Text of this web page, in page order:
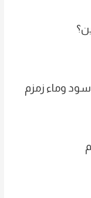
وماء زمزم